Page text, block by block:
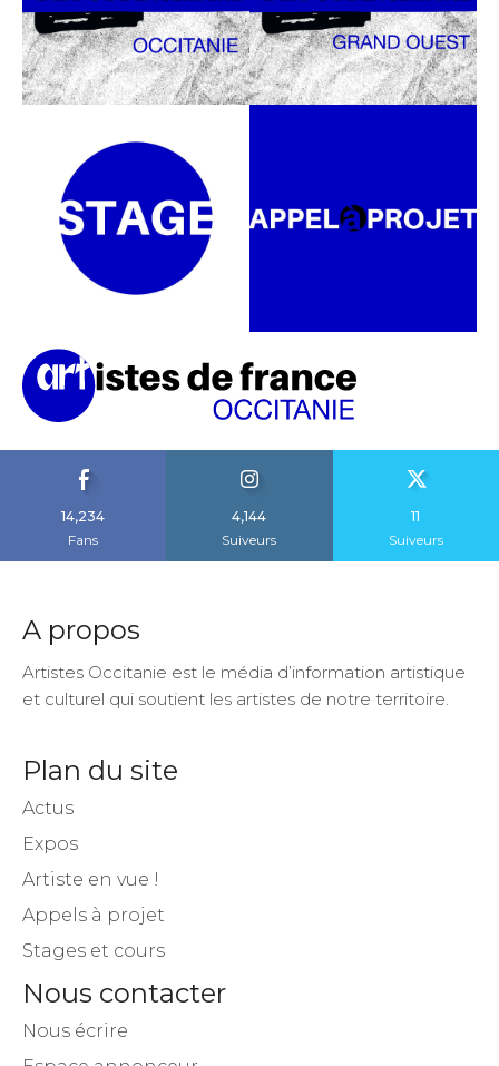
14,234
Fans
4,144
Suiveurs
11
Suiveurs
A propos
Artistes Occitanie est le média d’information artistique
et culturel qui soutient les artistes de notre territoire.
Plan du site
Actus
Expos
Artiste en vue !
Appels à projet
Stages et cours
Nous contacter
Nous écrire